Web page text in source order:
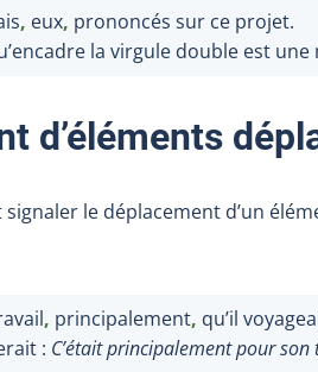
, eux, prononcés sur ce projet.
la virgule double est
d’éléments
le déplacement d’un
, principalement, qu’il
: C’était principalement pour son